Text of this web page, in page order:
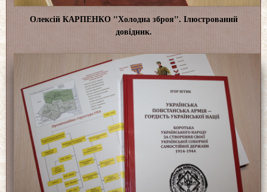
Олексій КАРПЕНКО "Холодна зброя". Ілюстрований
довідник.